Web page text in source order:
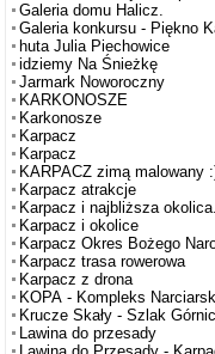
Galeria domu Halicz.
Galeria konkursu - Piękno
huta Julia Piechowice
idziemy Na Śnieżkę
Jarmark Noworoczny
KARKONOSZE
Karkonosze
Karpacz
Karpacz
KARPACZ zimą malowany
Karpacz atrakcje
Karpacz i najbliższa okolica.
Karpacz i okolice
Karpacz Okres Bożego
Karpacz trasa rowerowa
Karpacz z drona
KOPA - Kompleks
Krucze Skały - Szlak
Lawina do przesady